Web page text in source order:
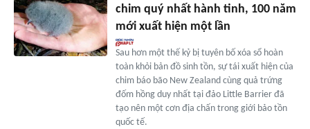
chim quý nhất hành tinh, 100 năm
mới xuất hiện một lần
Sau hơn một thế kỷ bị tuyên bố xóa sổ hoàn
toàn khỏi bản đồ sinh tồn, sự tái xuất hiện của
chim báo bão New Zealand cùng quả trứng
đốm hồng duy nhất tại đảo Little Barrier đã
tạo nên một cơn địa chấn trong giới bảo tồn
quốc tế.